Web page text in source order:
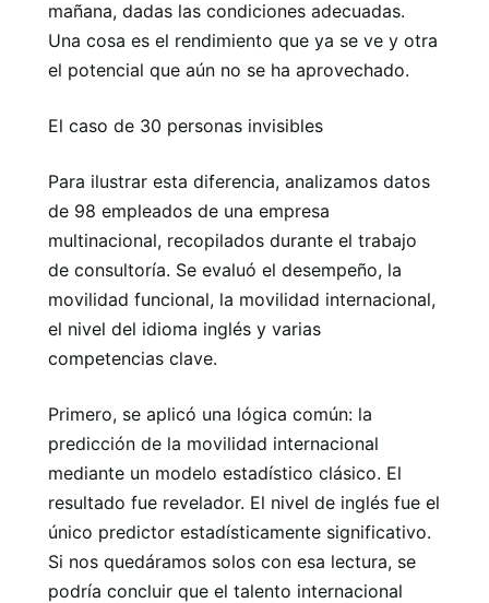
mañana, dadas las condiciones adecuadas.
Una cosa es el rendimiento que ya se ve y otra
el potencial que aún no se ha aprovechado.
El caso de 30 personas invisibles
Para ilustrar esta diferencia, analizamos datos
de 98 empleados de una empresa
multinacional, recopilados durante el trabajo
de consultoría. Se evaluó el desempeño, la
movilidad funcional, la movilidad internacional,
el nivel del idioma inglés y varias
competencias clave.
Primero, se aplicó una lógica común: la
predicción de la movilidad internacional
mediante un modelo estadístico clásico. El
resultado fue revelador. El nivel de inglés fue el
único predictor estadísticamente significativo.
Si nos quedáramos solos con esa lectura, se
podría concluir que el talento internacional